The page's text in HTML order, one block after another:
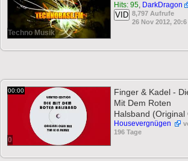
Techno Musik
Hits: 95, DarkDragon
VID 8,797 Aufrufe
26 Nov 2012, 20:6
00:00
0
Finger & Kadel -
Mit Dem Roten
Halsband (Original
Housevergnügen
196 Tage